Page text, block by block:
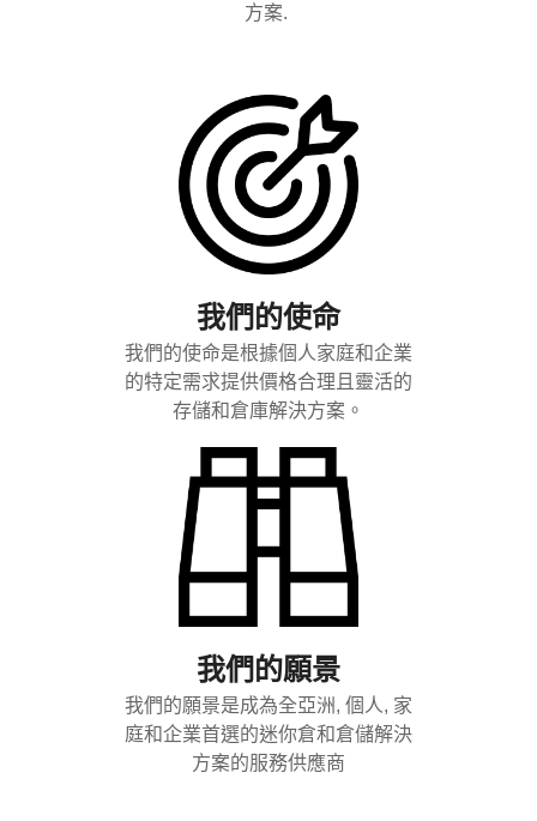
方案.
我們的使命
我們的使命是根據個人家庭和企業
的特定需求提供價格合理且靈活的
存儲和倉庫解決方案。
我們的願景
我們的願景是成為全亞洲, 個人, 家
庭和企業首選的迷你倉和倉儲解決
方案的服務供應商